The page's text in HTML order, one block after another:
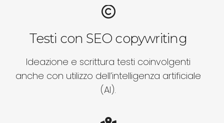
Testi con SEO copywriting
Ideazione e scrittura testi coinvolgenti
anche con utilizzo dell’intelligenza artificiale
(AI).